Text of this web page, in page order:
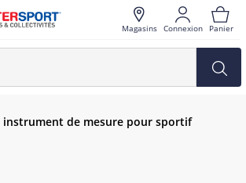
Magasins Connexion Panier
de mesure pour sportif